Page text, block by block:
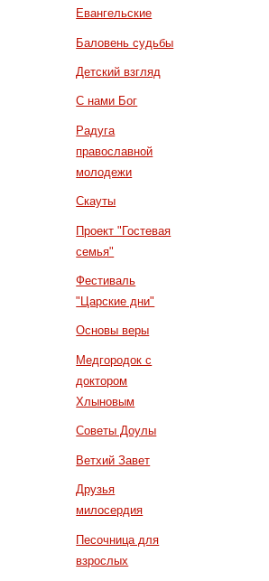
Евангельские
Баловень судьбы
Детский взгляд
С нами Бог
Радуга
православной
молодежи
Скауты
Проект "Гостевая
семья"
Фестиваль
"Царские дни"
Основы веры
Медгородок с
доктором
Хлыновым
Советы Доулы
Ветхий Завет
Друзья
милосердия
Песочница для
взрослых